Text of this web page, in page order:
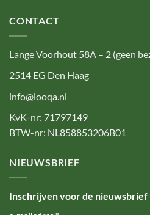
CONTACT
Lange Voorhout 58A – 2 (geen
2514 EG Den Haag
info@looqa.nl
KvK-nr: 71797149
BTW-nr: NL858853206B01
NIEUWSBRIEF
Inschrijven voor de nieuwsbrief